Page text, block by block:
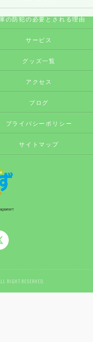
の防犯の必要とされる理由
サービス
グッズ一覧
アクセス
ブログ
プライバシーポリシー
サイトマップ
RESERVED.